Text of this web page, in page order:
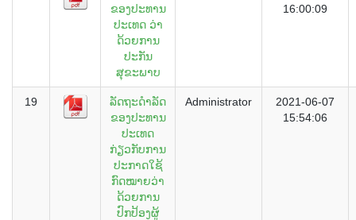
ຂອງປະທານ
ປະເທດ ວ່າ
ດ້ວຍການ
ປະກັນ
ສຸຂະພາບ
16:00:09
19
ລັດຖະດຳລັດ
ຂອງປະທານ
ປະເທດ
ກ່ຽວກັບການ
ປະກາດໃຊ້
ກົດໝາຍວ່າ
ດ້ວຍການ
ປົກປ້ອງຜູ້
Administrator
2021-06-07
15:54:06